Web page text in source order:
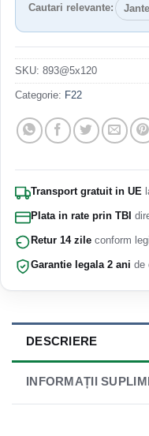
Cautari relevante:
SKU: 893@5x120
Categorie: F22
Transport gratuit in UE
Plata in rate prin TBI
Retur 14 zile conform
Garantie legala 2 ani de
DESCRIERE
INFORMAȚII